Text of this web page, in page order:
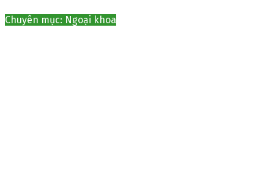
Chuyên mục: Ngoại khoa